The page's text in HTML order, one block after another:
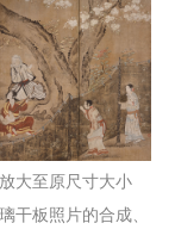
大至原尺寸大小
干板照片的合成、